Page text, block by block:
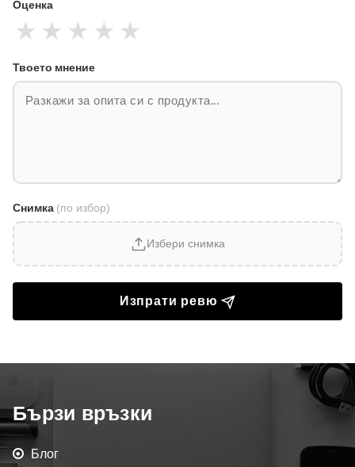
Оценка
★ ★ ★ ★ ★
Твоето мнение
Снимка (по избор)
Избери снимка
Изпрати ревю
Бързи връзки
Блог